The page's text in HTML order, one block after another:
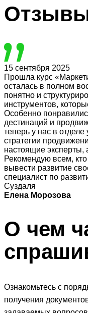
15 сентября 2025
Прошла курс
осталась в полном
понятно и
инструментов,
Особенно
дестинаций и
теперь у нас в
стратегии
настоящие эксперты,
Рекомендую всем,
вывести развитие
специалист по
Суздаля
Елена Морозова
О чем
Ознакомьтесь с
получения